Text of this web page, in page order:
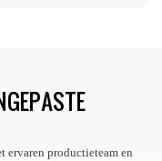
ervaren productieteam en